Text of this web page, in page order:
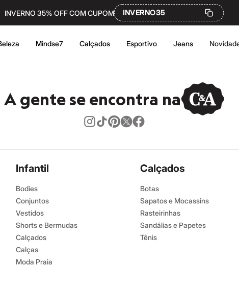
INVERNO 35% OFF COM CUPOM INVERNO35
Mindse7 Calçados Esportivo Jeans
A gente se encontra na
Infantil
Bodies
Conjuntos
Vestidos
Shorts e Bermudas
Calçados
Calças
Moda Praia
Calçados
Botas
Sapatos e Mocassins
Rasteirinhas
Sandálias e Papetes
Tênis